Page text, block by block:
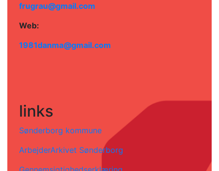
frugrau@gmail.com
Web:
1981danma@gmail.com
links
Sønderborg kommune
ArbejderArkivet Sønderborg